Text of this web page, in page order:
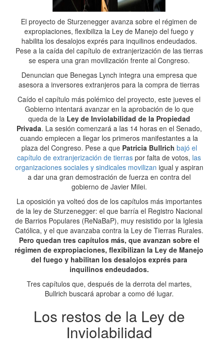
El proyecto de Sturzenegger avanza sobre el régimen de
expropiaciones, flexibiliza la Ley de Manejo del fuego y
habilita los desalojos exprés para inquilinos endeudados.
Pese a la caída del capítulo de extranjerización de las tierras
se espera una gran movilización frente al Congreso.
Denuncian que Benegas Lynch integra una empresa que
asesora a inversores extranjeros para la compra de tierras
Caído el capítulo más polémico del proyecto, este jueves el
Gobierno intentará avanzar en la aprobación de lo que
queda de la Ley de Inviolabilidad de la Propiedad
Privada. La sesión comenzará a las 14 horas en el Senado,
cuando empiecen a llegar los primeros manifestantes a la
plaza del Congreso. Pese a que Patricia Bullrich bajó el
capítulo de extranjerización de tierras por falta de votos, las
organizaciones sociales y sindicales movilizan igual y aspiran
a dar una gran demostración de fuerza en contra del
gobierno de Javier Milei.
La oposición ya volteó dos de los capítulos más importantes
de la ley de Sturzenegger: el que barría el Registro Nacional
de Barrios Populares (ReNaBaP), muy resistido por la Iglesia
Católica, y el que avanzaba contra la Ley de Tierras Rurales.
Pero quedan tres capítulos más, que avanzan sobre el
régimen de expropiaciones, flexibilizan la Ley de Manejo
del fuego y habilitan los desalojos exprés para
inquilinos endeudados.
Tres capítulos que, después de la derrota del martes,
Bullrich buscará aprobar a como dé lugar.
Los restos de la Ley de
Inviolabilidad